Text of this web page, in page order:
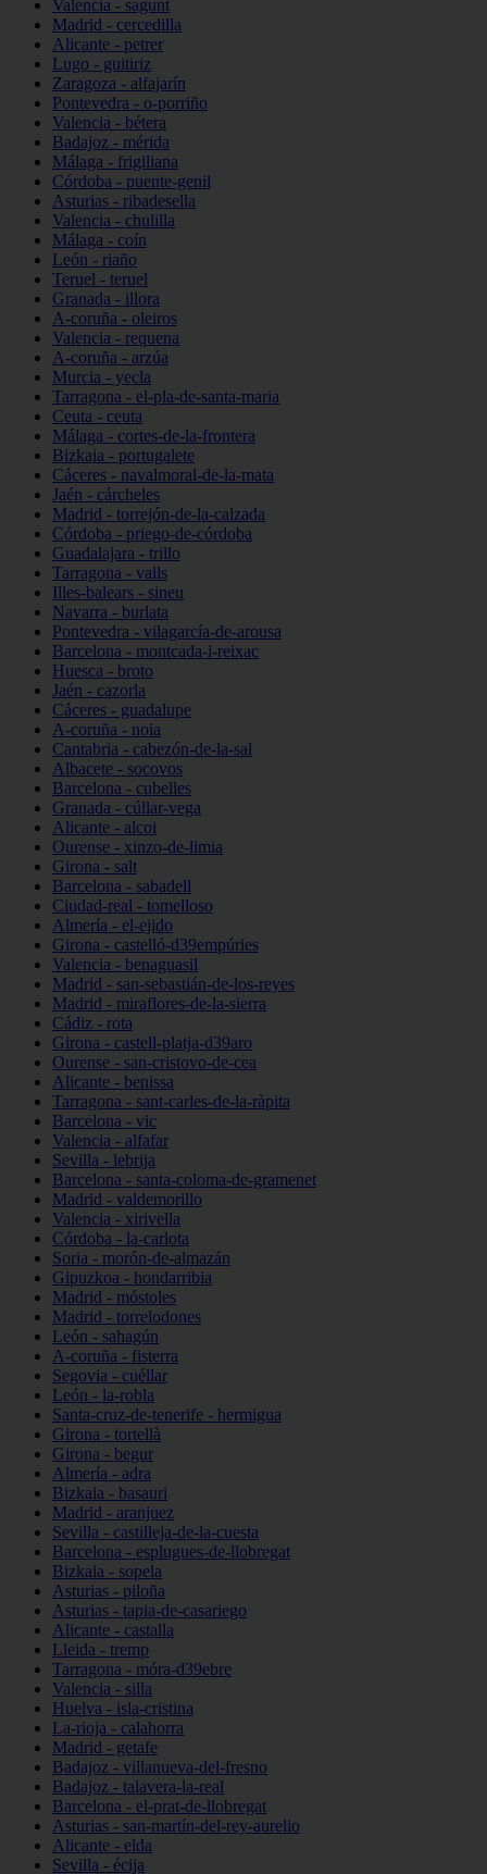
Valencia - sagunt
Madrid - cercedilla
Alicante - petrer
Lugo - guitiriz
Zaragoza - alfajarín
Pontevedra - o-porriño
Valencia - bétera
Badajoz - mérida
Málaga - frigiliana
Córdoba - puente-genil
Asturias - ribadesella
Valencia - chulilla
Málaga - coín
León - riaño
Teruel - teruel
Granada - illora
A-coruña - oleiros
Valencia - requena
A-coruña - arzúa
Murcia - yecla
Tarragona - el-pla-de-santa-maria
Ceuta - ceuta
Málaga - cortes-de-la-frontera
Bizkaia - portugalete
Cáceres - navalmoral-de-la-mata
Jaén - cárcheles
Madrid - torrejón-de-la-calzada
Córdoba - priego-de-córdoba
Guadalajara - trillo
Tarragona - valls
Illes-balears - sineu
Navarra - burlata
Pontevedra - vilagarcía-de-arousa
Barcelona - montcada-i-reixac
Huesca - broto
Jaén - cazorla
Cáceres - guadalupe
A-coruña - noia
Cantabria - cabezón-de-la-sal
Albacete - socovos
Barcelona - cubelles
Granada - cúllar-vega
Alicante - alcoi
Ourense - xinzo-de-limia
Girona - salt
Barcelona - sabadell
Ciudad-real - tomelloso
Almería - el-ejido
Girona - castelló-d39empúries
Valencia - benaguasil
Madrid - san-sebastián-de-los-reyes
Madrid - miraflores-de-la-sierra
Cádiz - rota
Girona - castell-platja-d39aro
Ourense - san-cristovo-de-cea
Alicante - benissa
Tarragona - sant-carles-de-la-ràpita
Barcelona - vic
Valencia - alfafar
Sevilla - lebrija
Barcelona - santa-coloma-de-gramenet
Madrid - valdemorillo
Valencia - xirivella
Córdoba - la-carlota
Soria - morón-de-almazán
Gipuzkoa - hondarribia
Madrid - móstoles
Madrid - torrelodones
León - sahagún
A-coruña - fisterra
Segovia - cuéllar
León - la-robla
Santa-cruz-de-tenerife - hermigua
Girona - tortellà
Girona - begur
Almería - adra
Bizkaia - basauri
Madrid - aranjuez
Sevilla - castilleja-de-la-cuesta
Barcelona - esplugues-de-llobregat
Bizkaia - sopela
Asturias - piloña
Asturias - tapia-de-casariego
Alicante - castalla
Lleida - tremp
Tarragona - móra-d39ebre
Valencia - silla
Huelva - isla-cristina
La-rioja - calahorra
Madrid - getafe
Badajoz - villanueva-del-fresno
Badajoz - talavera-la-real
Barcelona - el-prat-de-llobregat
Asturias - san-martín-del-rey-aurelio
Alicante - elda
Sevilla - écija